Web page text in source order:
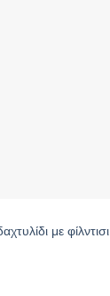
με φίλντισι